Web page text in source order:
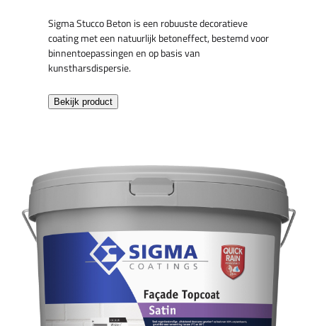
Sigma Stucco Beton is een robuuste decoratieve
coating met een natuurlijk betoneffect, bestemd voor
binnentoepassingen en op basis van
kunstharsdispersie.
Bekijk product